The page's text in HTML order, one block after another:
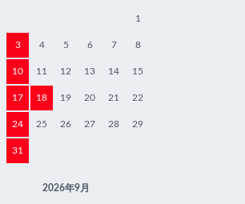
1
3 4 5 6 7 8
10 11 12 13 14 15
17 18 19 20 21 22
24 25 26 27 28 29
31
2026年9月